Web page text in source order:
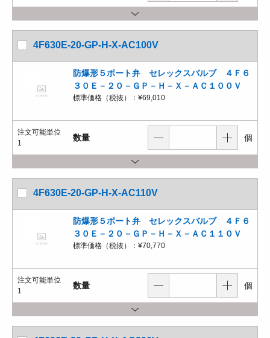
4F630E-20-GP-H-X-AC100V
防爆形５ポート弁 セレックスバルブ ４Ｆ６
３０Ｅ－２０－ＧＰ－Ｈ－Ｘ－ＡＣ１００Ｖ
標準価格（税抜）： ¥69,010
注文可能単位
1
数量 個
4F630E-20-GP-H-X-AC110V
防爆形５ポート弁 セレックスバルブ ４Ｆ６
３０Ｅ－２０－ＧＰ－Ｈ－Ｘ－ＡＣ１１０Ｖ
標準価格（税抜）： ¥70,770
注文可能単位
1
数量 個